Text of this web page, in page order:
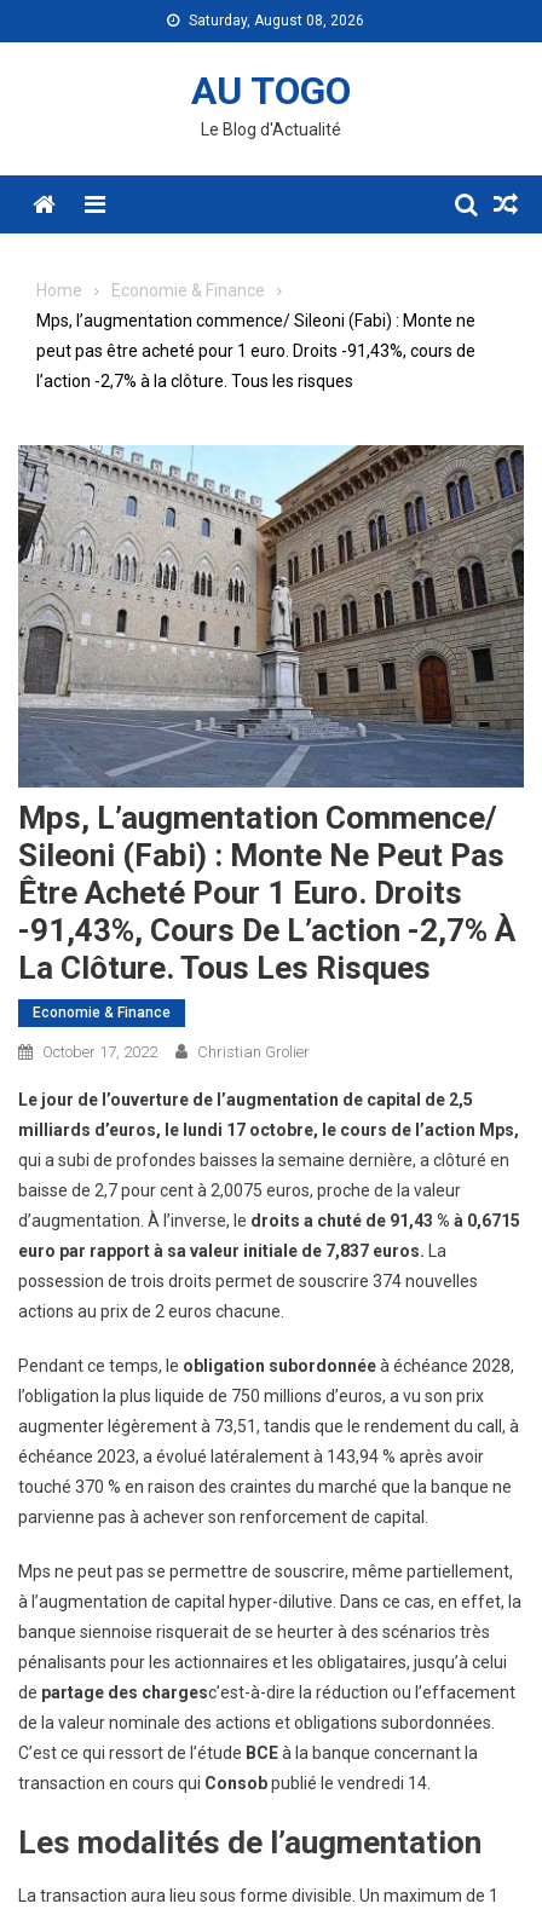
to
Saturday, August 08, 2026
AU TOGO
Le Blog d'Actualité
Menu
Home
Economie & Finance
Mps, l’augmentation commence/ Sileoni (Fabi) : Monte ne
peut pas être acheté pour 1 euro. Droits -91,43%, cours de
l’action -2,7% à la clôture. Tous les risques
Mps, L’augmentation Commence/
Sileoni (Fabi) : Monte Ne Peut Pas
Être Acheté Pour 1 Euro. Droits
-91,43%, Cours De L’action -2,7% À
La Clôture. Tous Les Risques
Economie & Finance
October 17, 2022 Christian Grolier
Le jour de l’ouverture de l’augmentation de capital de 2,5
milliards d’euros, le lundi 17 octobre, le cours de l’action Mps,
qui a subi de profondes baisses la semaine dernière, a clôturé en
baisse de 2,7 pour cent à 2,0075 euros, proche de la valeur
d’augmentation. À l’inverse, le droits a chuté de 91,43 % à 0,6715
euro par rapport à sa valeur initiale de 7,837 euros. La
possession de trois droits permet de souscrire 374 nouvelles
actions au prix de 2 euros chacune.
Pendant ce temps, le obligation subordonnéeà échéance 2028,
l’obligation la plus liquide de 750 millions d’euros, a vu son prix
augmenter légèrement à 73,51, tandis que le rendement du call, à
échéance 2023, a évolué latéralement à 143,94 % après avoir
touché 370 % en raison des craintes du marché que la banque ne
parvienne pas à achever son renforcement de capital.
Mps ne peut pas se permettre de souscrire, même partiellement,
à l’augmentation de capital hyper-dilutive. Dans ce cas, en effet, la
banque siennoise risquerait de se heurter à des scénarios très
pénalisants pour les actionnaires et les obligataires, jusqu’à celui
de partage des chargesc’est-à-dire la réduction ou l’effacement
de la valeur nominale des actions et obligations subordonnées.
C’est ce qui ressort de l’étude BCEà la banque concernant la
transaction en cours qui Consobpublié le vendredi 14.
Les modalités de l’augmentation
La transaction aura lieu sous forme divisible. Un maximum de 1